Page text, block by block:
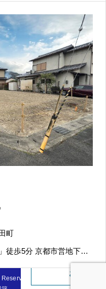
営業時間：
お問い合
町
徒歩5分 京都市営地下鉄